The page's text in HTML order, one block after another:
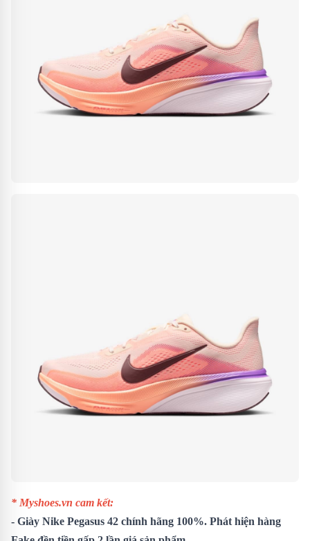
* Myshoes.vn cam kết:
- Giày Nike Pegasus 42 chính hãng 100%. Phát hiện hàng